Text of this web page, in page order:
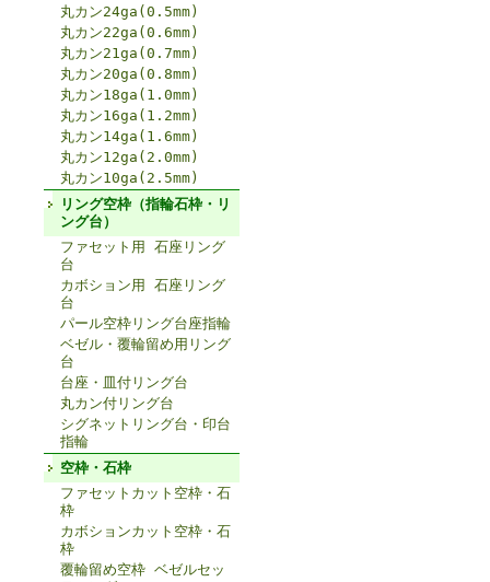
丸カン24ga(0.5mm)
丸カン22ga(0.6mm)
丸カン21ga(0.7mm)
丸カン20ga(0.8mm)
丸カン18ga(1.0mm)
丸カン16ga(1.2mm)
丸カン14ga(1.6mm)
丸カン12ga(2.0mm)
丸カン10ga(2.5mm)
リング空枠（指輪石枠・リ
ング台）
ファセット用 石座リング
台
カボション用 石座リング
台
パール空枠リング台座指輪
ベゼル・覆輪留め用リング
台
台座・皿付リング台
丸カン付リング台
シグネットリング台・印台
指輪
空枠・石枠
ファセットカット空枠・石
枠
カボションカット空枠・石
枠
覆輪留め空枠 ベゼルセッ